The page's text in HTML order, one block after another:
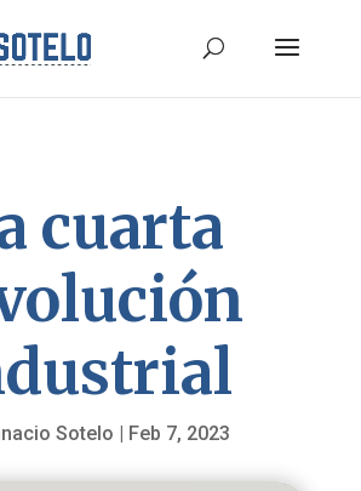
cuarta
Sotelo | Feb 7, 2023